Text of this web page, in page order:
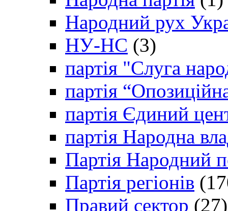
Народний рух
НУ-НС (3)
партія "Слуга
партія
партія Єдиний
партія Народна
Партія Народний
Партія регіонів
Правий сектор (27)